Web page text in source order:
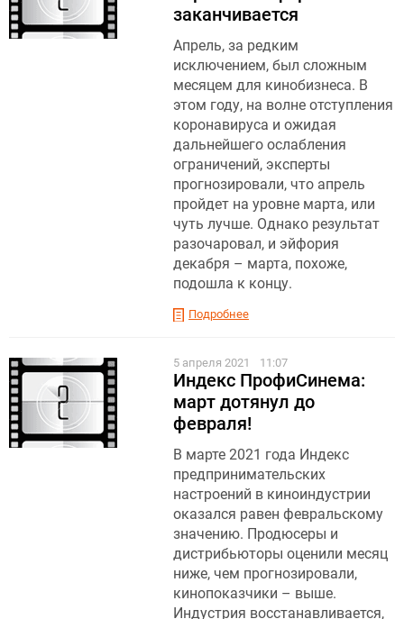
заканчивается
Апрель, за редким
исключением, был сложным
месяцем для кинобизнеса. В
этом году, на волне отступления
коронавируса и ожидая
дальнейшего ослабления
ограничений, эксперты
прогнозировали, что апрель
пройдет на уровне марта, или
чуть лучше. Однако результат
разочаровал, и эйфория
декабря – марта, похоже,
подошла к концу.
Подробнее
5 апреля 2021 11:07
Индекс ПрофиСинема:
март дотянул до
февраля!
В марте 2021 года Индекс
предпринимательских
настроений в киноиндустрии
оказался равен февральскому
значению. Продюсеры и
дистрибьюторы оценили месяц
ниже, чем прогнозировали,
кинопоказчики – выше.
Индустрия восстанавливается,